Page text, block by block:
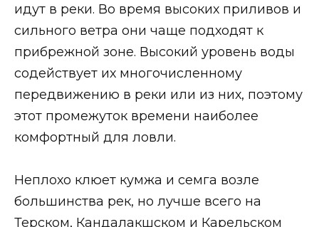
идут в реки. Во время высоких приливов и
сильного ветра они чаще подходят к
прибрежной зоне. Высокий уровень воды
содействует их многочисленному
передвижению в реки или из них, поэтому
этот промежуток времени наиболее
комфортный для ловли.
Неплохо клюет кумжа и семга возле
большинства рек, но лучше всего на
Терском, Кандалакшском и Карельском